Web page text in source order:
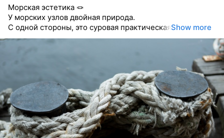
Морская эстетика 🪢
У морских узлов двойная природа.
С одной стороны, это суровая практическаяShow more